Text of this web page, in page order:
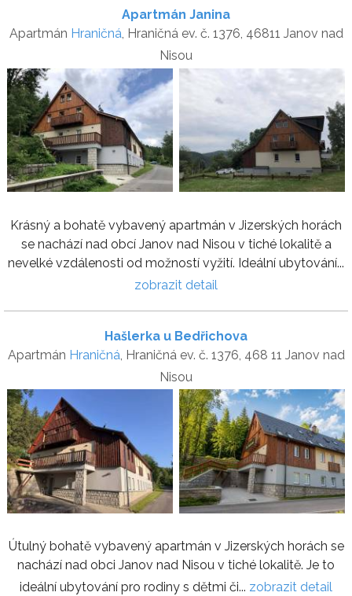
Apartmán Janina
Apartmán Hraničná, Hraničná ev. č. 1376, 46811 Janov nad
Nisou
Krásný a bohatě vybavený apartmán v Jizerských horách
se nachází nad obcí Janov nad Nisou v tiché lokalitě a
nevelké vzdálenosti od možností vyžití. Ideální ubytování...
zobrazit detail
Hašlerka u Bedřichova
Apartmán Hraničná , Hraničná ev. č. 1376, 468 11 Janov nad
Nisou
Útulný bohatě vybavený apartmán v Jizerských horách se
nachází nad obci Janov nad Nisou v tiché lokalitě. Je to
ideální ubytování pro rodiny s dětmi či... zobrazit detail